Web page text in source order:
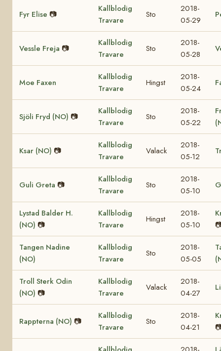
Fyr Elise 📷
Kallblodig
Travare
Sto
2018-
05-29
Vessle Freja 📷
Kallblodig
Travare
Sto
2018-
05-28
Moe Faxen
Kallblodig
Travare
Hingst
2018-
05-24
Sjöli Fryd (NO) 📷
Kallblodig
Travare
Sto
2018-
05-22
Ksar (NO) 📷
Kallblodig
Travare
Valack
2018-
05-12
Guli Greta 📷
Kallblodig
Travare
Sto
2018-
05-10
Lystad Balder H.
(NO) 📷
Kallblodig
Travare
Hingst
2018-
05-10
Tangen Nadine
(NO)
Kallblodig
Travare
Sto
2018-
05-05
Troll Sterk Odin
(NO) 📷
Kallblodig
Travare
Valack
2018-
04-27
Rappterna (NO) 📷
Kallblodig
Travare
Sto
2018-
04-21